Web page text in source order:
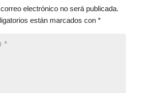
electrónico no será publicada.
están marcados con *